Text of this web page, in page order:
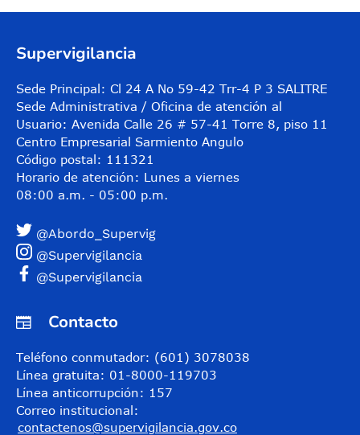
Supervigilancia
Sede Principal: Cl 24 A No 59-42 Trr-4 P 3 SALITRE
Sede Administrativa / Oficina de atención al
Usuario: Avenida Calle 26 # 57-41 Torre 8, piso 11
Centro Empresarial Sarmiento Angulo
Código postal: 111321
Horario de atención: Lunes a viernes
08:00 a.m. - 05:00 p.m.
@Abordo_Supervig
@Supervigilancia
@Supervigilancia
Contacto
Teléfono conmutador: (601) 3078038
Línea gratuita: 01-8000-119703
Línea anticorrupción: 157
Correo institucional:
contactenos@supervigilancia.gov.co